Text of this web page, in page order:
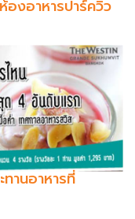
งอาหารปาร์ควิว
านอาหารที่